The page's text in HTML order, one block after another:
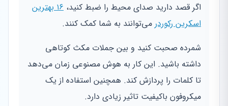
اگر قصد دارید صدای محیط را ضبط کنید،
۱۶ بهترین
اسکرین رکوردر می‌توانند به شما کمک کنند.
شمرده صحبت کنید و بین جملات مکث کوتاهی
داشته باشید. این کار به هوش مصنوعی زمان می‌دهد
تا کلمات را پردازش کند. همچنین استفاده از یک
میکروفون باکیفیت تاثیر زیادی دارد.